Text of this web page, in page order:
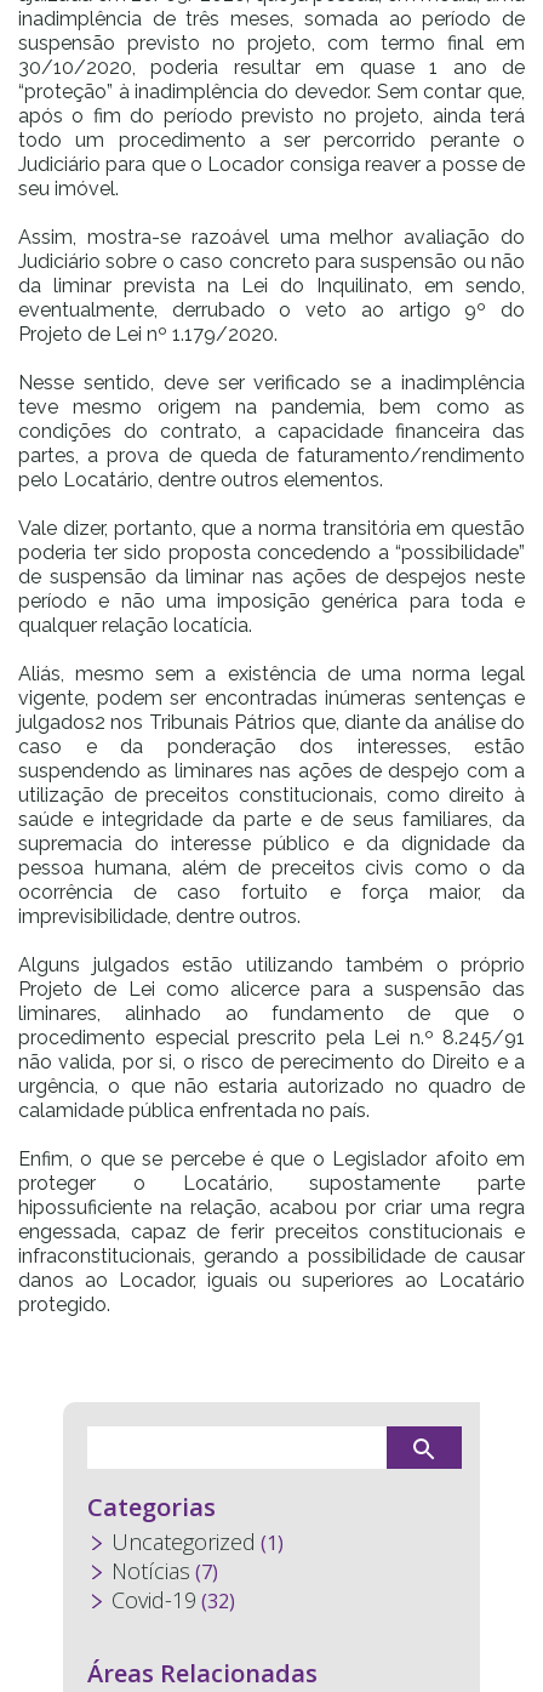
inadimplência de três meses, somada ao período de
suspensão previsto no projeto, com termo final em
30/10/2020, poderia resultar em quase 1 ano de
“proteção” à inadimplência do devedor. Sem contar que,
após o fim do período previsto no projeto, ainda terá
todo um procedimento a ser percorrido perante o
Judiciário para que o Locador consiga reaver a posse de
seu imóvel.
Assim, mostra-se razoável uma melhor avaliação do
Judiciário sobre o caso concreto para suspensão ou não
da liminar prevista na Lei do Inquilinato, em sendo,
eventualmente, derrubado o veto ao artigo 9º do
Projeto de Lei nº 1.179/2020.
Nesse sentido, deve ser verificado se a inadimplência
teve mesmo origem na pandemia, bem como as
condições do contrato, a capacidade financeira das
partes, a prova de queda de faturamento/rendimento
pelo Locatário, dentre outros elementos.
Vale dizer, portanto, que a norma transitória em questão
poderia ter sido proposta concedendo a “possibilidade”
de suspensão da liminar nas ações de despejos neste
período e não uma imposição genérica para toda e
qualquer relação locatícia.
Aliás, mesmo sem a existência de uma norma legal
vigente, podem ser encontradas inúmeras sentenças e
julgados2 nos Tribunais Pátrios que, diante da análise do
caso e da ponderação dos interesses, estão
suspendendo as liminares nas ações de despejo com a
utilização de preceitos constitucionais, como direito à
saúde e integridade da parte e de seus familiares, da
supremacia do interesse público e da dignidade da
pessoa humana, além de preceitos civis como o da
ocorrência de caso fortuito e força maior, da
imprevisibilidade, dentre outros.
Alguns julgados estão utilizando também o próprio
Projeto de Lei como alicerce para a suspensão das
liminares, alinhado ao fundamento de que o
procedimento especial prescrito pela Lei n.º 8.245/91
não valida, por si, o risco de perecimento do Direito e a
urgência, o que não estaria autorizado no quadro de
calamidade pública enfrentada no país.
Enfim, o que se percebe é que o Legislador afoito em
proteger o Locatário, supostamente parte
hipossuficiente na relação, acabou por criar uma regra
engessada, capaz de ferir preceitos constitucionais e
infraconstitucionais, gerando a possibilidade de causar
danos ao Locador, iguais ou superiores ao Locatário
protegido.
Categorias
Uncategorized (1)
Notícias (7)
Covid-19 (32)
Áreas Relacionadas